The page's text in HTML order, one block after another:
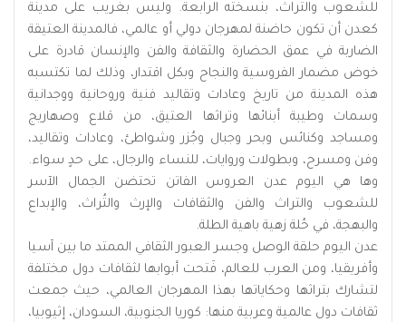
للشعوب والتراث، بنسخته الرابعة. وليس بغريب على مدينة
كعدن أن تكون حاضنة لمهرجان دولي أو عالمي، فالمدينة العتيقة
الضاربة في عمق الحضارة والثقافة والفن والإنسان قادرة على
خوض مضمار الفروسية والنجاح وبكل اقتدار، وذلك لما تكتسبه
هذه المدينة من تاريخ وعادات وتقاليد فنية وروحانية ووجدانية
وسمات وطيبة أبنائها وتراثها العتيق، من قلاع وصهاريج
ومساجد وكنائس وبحر وجبال وجُزر وشواطئ، وعادات وتقاليد،
وفن ومسرح، وبطولات وروايات، للنساء والرجال، على حدٍ سواء.
وها هي اليوم عدن العروس الفاتن تحتضن الجمال الآسر
للشعوب والتراث والفن والثقافات والإرث والتُراث، والإبداع
والبهجة، في حُلة زهية باهية الطلة.
عدن اليوم حلقة الوصل وجسر العبور الثقافي الممتد ما بين آسيا
وأفريقيا، ومن العرب للعالم، فَتحت أبوابها لثقافات دول مختلفة
لتشارك بتراثها وحكاياتها بهذا المهرجان العالمي، حيث جمعت
ثقافات دول عالمية وعربية منها: كوريا الجنوبية، السودان، إثيوبيا،